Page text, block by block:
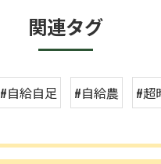
関連タグ
#自給自足 #自給農 #超